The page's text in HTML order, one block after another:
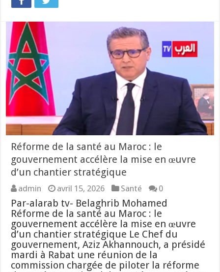
Réforme de la santé au Maroc : le
gouvernement accélère la mise en œuvre
d’un chantier stratégique
admin avril 15, 2026 Santé 0
Par-alarab tv- Belaghrib Mohamed
Réforme de la santé au Maroc : le
gouvernement accélère la mise en œuvre
d’un chantier stratégique Le Chef du
gouvernement, Aziz Akhannouch, a présidé
mardi à Rabat une réunion de la
commission chargée de piloter la réforme